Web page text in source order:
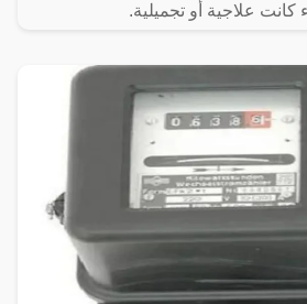
علاجية أو تجميلية.